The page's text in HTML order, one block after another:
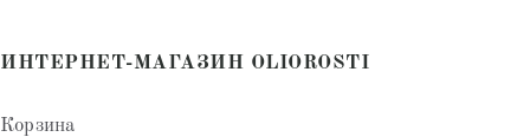
ИНТЕРНЕТ-МАГАЗИН OLIOROSTI
Корзина